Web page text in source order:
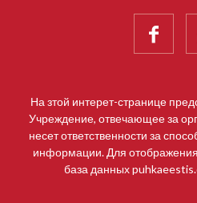

На зтой интерет-странице
Учреждение, отвечающее за
несет ответственности за
информации. Для
база данных